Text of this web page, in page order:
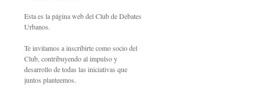
Esta es la página web del Club de Debates
Urbanos.
Te invitamos a inscribirte como socio del
Club, contribuyendo al impulso y
desarrollo de todas las iniciativas que
juntos planteemos.